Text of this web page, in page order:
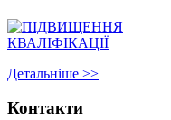
Детальнiше >>
Контакти